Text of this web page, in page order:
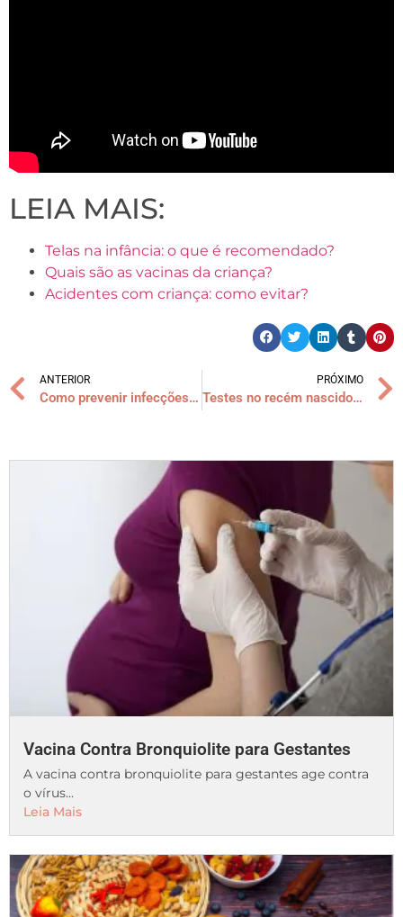
LEIA MAIS:
Telas na infância: o que é recomendado?
Quais são as vacinas da criança?
Acidentes com criança: como evitar?
ANTERIOR
Como prevenir infecções sexualmente transmissíveis
PRÓXIMO
Testes no recém nascido: quais são eles?
Vacina Contra Bronquiolite para Gestantes
A vacina contra bronquiolite para gestantes age contra
o vírus...
Leia Mais